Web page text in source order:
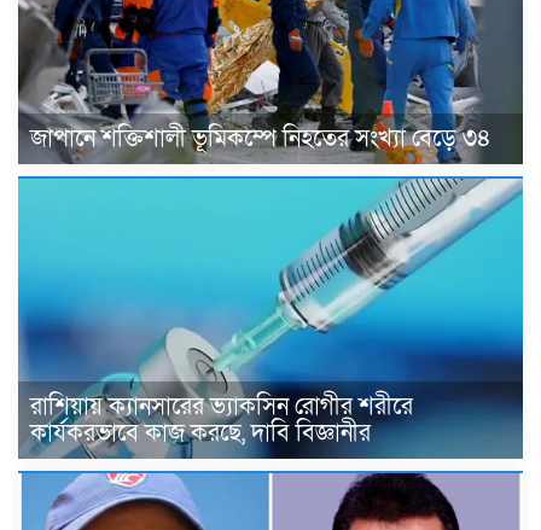
জাপানে শক্তিশালী ভূমিকম্পে নিহতের সংখ্যা বেড়ে ৩৪
রাশিয়ায় ক্যানসারের ভ্যাকসিন রোগীর শরীরে
কার্যকরভাবে কাজ করছে, দাবি বিজ্ঞানীর